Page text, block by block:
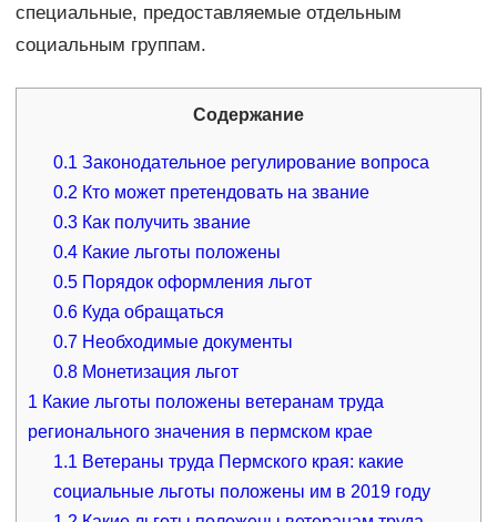
специальные, предоставляемые отдельным
социальным группам.
Содержание
0.1 Законодательное регулирование вопроса
0.2 Кто может претендовать на звание
0.3 Как получить звание
0.4 Какие льготы положены
0.5 Порядок оформления льгот
0.6 Куда обращаться
0.7 Необходимые документы
0.8 Монетизация льгот
1 Какие льготы положены ветеранам труда
регионального значения в пермском крае
1.1 Ветераны труда Пермского края: какие
социальные льготы положены им в 2019 году